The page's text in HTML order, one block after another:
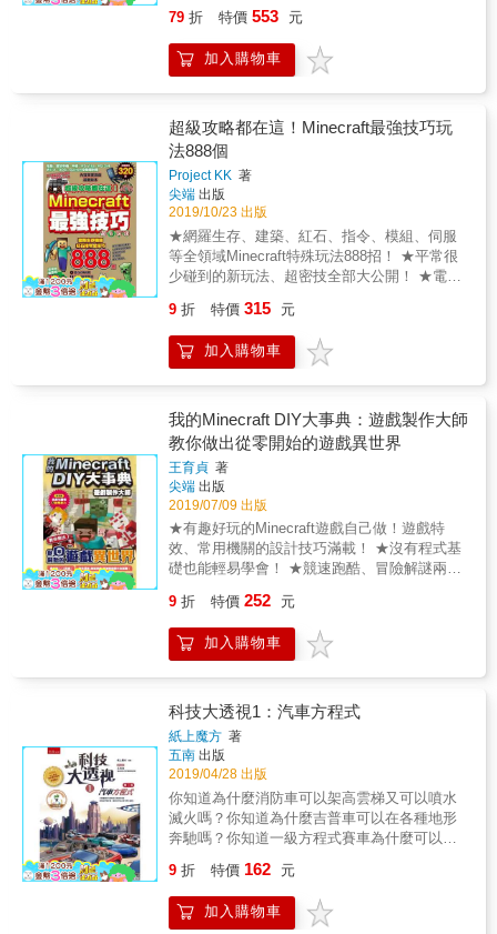
為：「冒險類」、「坑爹類」、「跑酷類」、
機PE」、「伺服器類」、「模組類」等九大
類，更根據各種主題造型拍攝寫真穿插於書
中，粉絲不但可以從書中獲得阿神累積多年的
樣造型的一面，這本《阿神大推薦！必玩 100
款 Minecraft 地圖金殿堂》絕對是阿神粉絲人人
必備的神書！！
戲＋28組遊戲圖卡 在「玩遊戲」中培養孩子的
運算思維能力， 輕鬆好玩＋互動＋趣味學習，
開啟「程式設計」的大門！ 學習「核心素養」
嗎？ 簡單又有趣的《不插電程式設計桌遊》，
是寓教於樂的不錯選擇！ 透過書中介紹的各種
桌遊、遊戲，可學習到電腦運算原理，同時培
養解決問題的能力。在開心玩遊戲的過程中，
不僅可訓練獨立思考力、分析力、執行力和養
成團隊合作的重要性，更鼓勵多元思考、從錯
誤中學習的啟發性。讓「玩遊戲」 ，富含更多
的價值！ 例一： 遊戲名稱：訂製專屬美味的料
理廚神 程式概念：條件╱選擇 韓國國小課程：
5年級實作課& 營養均衡的飲食生活 台灣108課
人、食物與健康消費 第二學習階段：食物與營
養的種類和需求 例二： 遊戲名稱：可預測結果
的疾速賽車 程式概念：演算法 韓國國小課程：
考： 領域：生活 主題：自主學習策略的練習與
覺察 第一學習階段：時間分配及做事程序的規
劃練習 例三： 遊戲名稱：變無變有的神奇魔術
師 程式概念：除錯 韓國國小課程：5年級國語
& 找錯並修正 台灣108課綱學習參考： 領域：
生活 主題：生活事物特性的探究與創新應用 第
一學習階段：事物特性與現象的探究 程式設計
桌遊的特色 一般桌遊都有幾個明顯的特色，簡
規則，當然還要有讓人停不下來的遊戲娛樂
性，也就是一定要引人入勝，有體驗感、有挑
戰性、刺激有趣又好玩！ 程式設計桌遊的特
色，除了保有原桌遊的特色外，更特別強調其
桌遊內容是以程式設計中所需要學習的程式運
算概念為主，例如：順序／序列、重複／迴
圈、平行、事件、條件／選擇、運算子、資料
處理方式，而加以創想設計完成。 玩程式設計
桌遊的好處 桌遊是有溫度的遊戲，不像手機、
平板與電腦一般冷冰的，透過手觸摸不同的配
件的回饋，獲得更多元的感受。其好處如下：
1 肌力平衡：透過桌遊操作可以訓練身體的大
小肌肉群，強化肌肉細微的穩定性、精準性與
持續性 2 邏輯推理：透過策略思考制定獲勝計
意思維：可以訓練右腦圖象思考與創意表現能
力 4 溝通表達：可以綜合左右腦在語言力、繪
79 折 特價 553 元
加入購物車
超級攻略都在這！Minecraft最強技巧玩
法888個
Project KK 著
尖端 出版
2019/10/23 出版
★網羅生存、建築、紅石、指令、模組、伺服
等全領域Minecraft特殊玩法888招！ ★平常很
少碰到的新玩法、超密技全部大公開！ ★電
U、3DS、Switch全機種對應 ★本書系獲得學
術、教育界人士推薦，特此感謝： 中華民國空
間設計學會榮譽理事長 盧圓華先生 台南崇學國
以為已經是到玩無可玩，邁入達人的境界了
嗎？ 那你可以看看這本能提供給你什麼樣的驚
奇玩法喔！ 像是不透過紅石機關就能夠向上傳
送東西的機制、鐵魔像看到也會哭的超實用自
動製鐵機、 以及家居生活中常見的家具以各種
方塊組合做出來的豪華圖鑑等， 這是一本網羅
Minecraft各項玩法領域、新舊版本、跨全平台
機種的超級密技大全！ 史無前例厚達320頁的
超重量級寶典，讓你看得過癮玩得更6！
9 折 特價 315 元
加入購物車
我的Minecraft DIY大事典：遊戲製作大師
教你做出從零開始的遊戲異世界
王育貞 著
尖端 出版
2019/07/09 出版
★有趣好玩的Minecraft遊戲自己做！遊戲特
效、常用機關的設計技巧滿載！ ★沒有程式基
礎也能輕易學會！ ★競速跑酷、冒險解謎兩大
Minecraft為什麼可以製作遊戲？ Minecraft PC
JAVA版是一個開放的結構，除了Minecraft本身
擁有的玩法之外，玩家可以利用內部的遊戲規
競速跑酷，甚至大型的多人連線對戰遊戲，在
Minecraft中都能做出來。Minecraft就是名如其
實，能讓你創作出理想中的「我的世界」。 做
遊戲對讀者有什麼好處？ 製作一款遊戲需要精
細設計才能順利執行。本書將抽絲剝繭，將各
程序最重要的部分取出，並使用步驟圖解一步
一步教導讀者怎麼用，讓讀者在銜接遊戲各部
位的同時，瞭解上下遊對接的邏輯觀念。當遊
戲做出來的時候，他不但會獲得成就感，同時
9 折 特價 252 元
加入購物車
科技大透視1：汽車方程式
紙上魔方 著
五南 出版
2019/04/28 出版
你知道為什麼消防車可以架高雲梯又可以噴水
滅火嗎？你知道為什麼吉普車可以在各種地形
奔馳嗎？你知道一級方程式賽車為什麼可以跑
能，現在就打開本書，看看它們有什麼不同之
處吧！
9 折 特價 162 元
加入購物車